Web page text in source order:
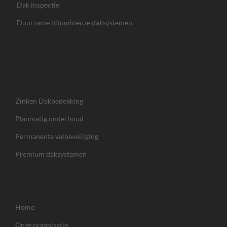
Dak inspectie
Duurzame bitumineuze daksystemen
Zinken Dakbedekking
Planmatig onderhoud
Permanente valbeveiliging
Premium daksystemen
Home
Onze organisatie